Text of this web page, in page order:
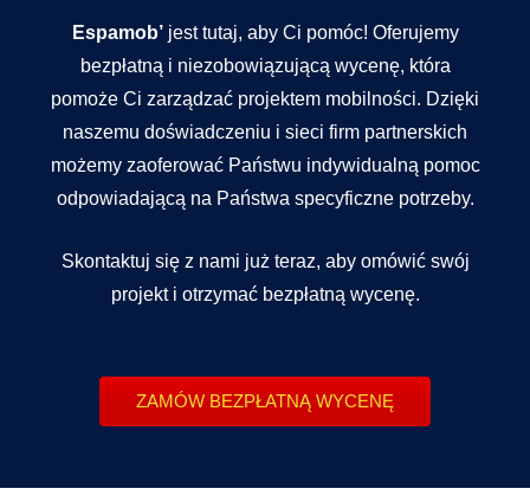
Espamob’jest tutaj, aby Ci pomóc! Oferujemy
bezpłatną i niezobowiązującą wycenę, która
pomoże Ci zarządzać projektem mobilności. Dzięki
naszemu doświadczeniu i sieci firm partnerskich
możemy zaoferować Państwu indywidualną pomoc
odpowiadającą na Państwa specyficzne potrzeby.
Skontaktuj się z nami już teraz, aby omówić swój
projekt i otrzymać bezpłatną wycenę.
ZAMÓW BEZPŁATNĄ WYCENĘ